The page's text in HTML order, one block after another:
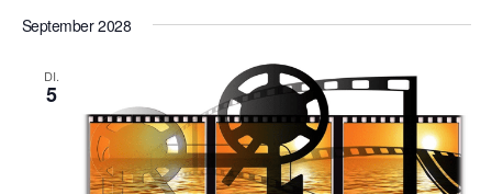
September 2028
DI.
5